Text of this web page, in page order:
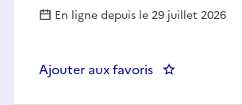
En ligne depuis le 29 juillet 2026
Ajouter aux favoris : IBODE –